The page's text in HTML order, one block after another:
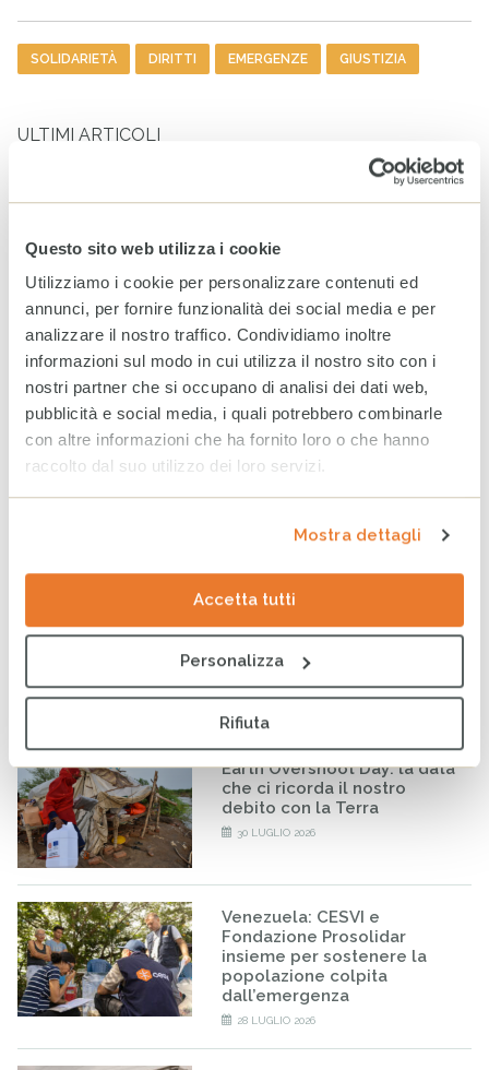
Questo sito web utilizza i cookie
Utilizziamo i cookie per personalizzare contenuti ed
annunci, per fornire funzionalità dei social media e per
analizzare il nostro traffico. Condividiamo inoltre
informazioni sul modo in cui utilizza il nostro sito con i
nostri partner che si occupano di analisi dei dati web,
pubblicità e social media, i quali potrebbero combinarle
con altre informazioni che ha fornito loro o che hanno
raccolto dal suo utilizzo dei loro servizi.
Mostra dettagli
Accetta tutti
Personalizza
Rifiuta
Tag
SOLIDARIETÀ DIRITTI EMERGENZE GIUSTIZIA
ULTIMI ARTICOLI
Venezuela: al fianco delle
WhatsApp CESVI: le notizie
dal campo direttamente sul
tuo telefono
5 AGOSTO 2026
World Breastfeeding Week:
proteggere il futuro
compromettere il futuro di
milioni di persone
31 LUGLIO 2026
Earth Overshoot Day: la data
che ci ricorda il nostro
debito con la Terra
30 LUGLIO 2026
Venezuela: CESVI e
Fondazione Prosolidar
insieme per sostenere la
popolazione colpita
dall’emergenza
28 LUGLIO 2026